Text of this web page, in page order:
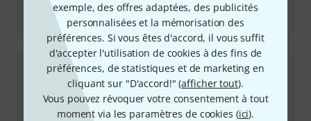
exemple, des offres adaptées, des publicités
personnalisées et la mémorisation des
préférences. Si vous êtes d'accord, il vous suffit
d'accepter l'utilisation de cookies à des fins de
préférences, de statistiques et de marketing en
cliquant sur "D'accord!" (afficher tout).
Vous pouvez révoquer votre consentement à tout
moment via les paramètres de cookies (ici).
Review
StudioLive Series III SE 16